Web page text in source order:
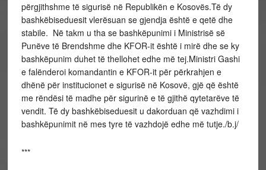
përgjithshme të sigurisë në Republikën e Kosovës.Të dy
bashkëbiseduesit vlerësuan se gjendja është e qetë dhe
stabile. Në takm u tha se bashkëpunimi i Ministrisë së
Punëve të Brendshme dhe KFOR-it është i mirë dhe se ky
bashkëpunim duhet të thellohet edhe më tej.Ministri Gashi
e falënderoi komandantin e KFOR-it për përkrahjen e
dhënë për institucionet e sigurisë në Kosovë, gjë që është
me rëndësi të madhe për sigurinë e të gjithë qytetarëve të
vendit. Të dy bashkëbiseduesit u dakorduan që vazhdimi i
bashkëpunimit në mes tyre të vazhdojë edhe më tutje./b.j/
***